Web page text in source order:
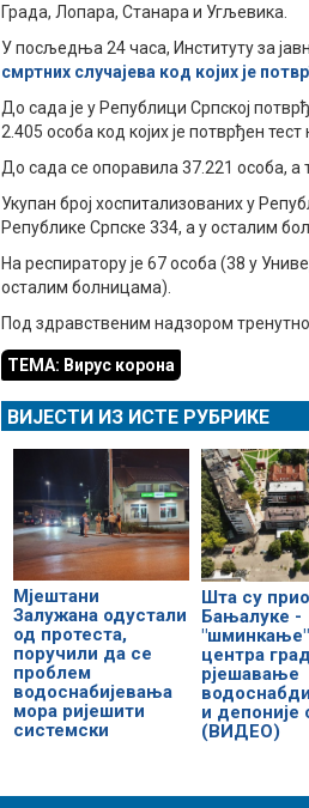
Града, Лопара, Станара и Угљевика.
У посљедња 24 часа, Институту за
смртних случајева код којих је
До сада је у Републици Српској
2.405 особа код којих је потврђен тест
До сада се опоравила 37.221 особа, а
Укупан број хоспитализованих у
Републике Српске 334, а у осталим
На респиратору је 67 особа (38 у
осталим болницама).
Под здравственим надзором
ТЕМА: Вирус корона
ВИЈЕСТИ ИЗ ИСТЕ РУБРИКЕ
Мјештани
Залужана одустали
од протеста,
поручили да се
проблем
водоснабијевања
мора ријешити
системски
Шта су
Бањалуке -
"шминкање"
центра
рјешавање
и депоније
(ВИДЕО)